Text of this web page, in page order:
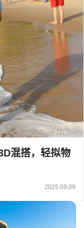
混搭，轻拟物
2025.09.09